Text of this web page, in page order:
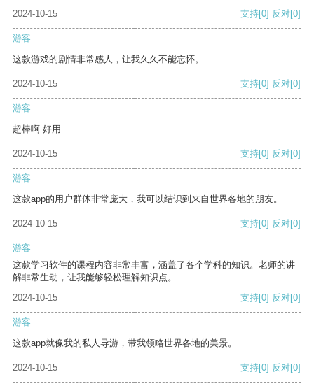
2024-10-15
支持[0] 反对[0]
游客
这款游戏的剧情非常感人，让我久久不能忘怀。
2024-10-15 支持[0] 反对[0]
游客
超棒啊 好用
2024-10-15 支持[0] 反对[0]
游客
这款app的用户群体非常庞大，我可以结识到来自世界各地的朋友。
2024-10-15 支持[0] 反对[0]
游客
这款学习软件的课程内容非常丰富，涵盖了各个学科的知识。老师的讲
解非常生动，让我能够轻松理解知识点。
2024-10-15
支持[0] 反对[0]
游客
这款app就像我的私人导游，带我领略世界各地的美景。
2024-10-15 支持[0] 反对[0]